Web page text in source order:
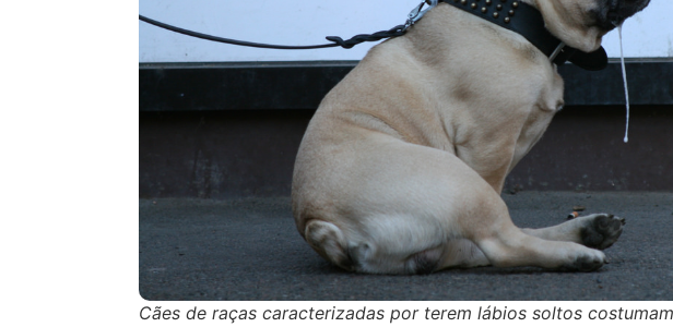
Cães de raças caracterizadas por terem lábios soltos